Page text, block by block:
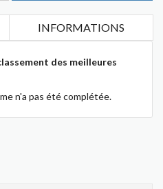
INFORMATIONS
des meilleures
n'a pas été complétée.